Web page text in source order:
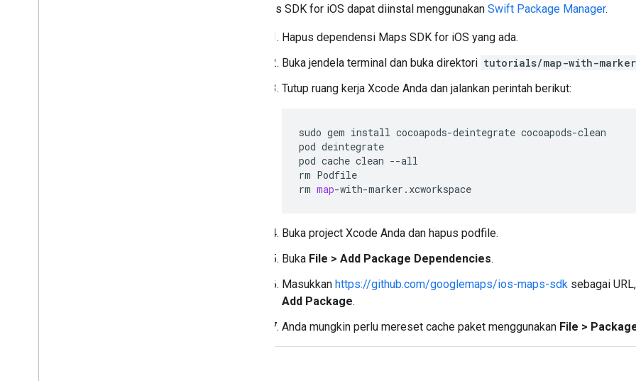
Maps SDK for iOS dapat diinstal menggunakan Swift Package Manager.
Hapus dependensi Maps SDK for iOS yang ada.
Buka jendela terminal dan buka direktori tutorials/map-with-marker
Tutup ruang kerja Xcode Anda dan jalankan perintah berikut:
sudo gem install cocoapods-deintegrate cocoapods-clean
pod deintegrate
pod cache clean --all
rm Podfile
rm map-with-marker . xcworkspace
Buka project Xcode Anda dan hapus podfile.
Buka File > Add Package Dependencies.
Masukkan https://github.com/googlemaps/ios-maps-sdk sebagai
Add Package.
Anda mungkin perlu mereset cache paket menggunakan File >